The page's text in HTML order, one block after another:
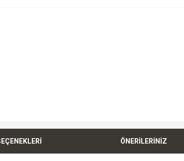
ÖNERİLERİNİZ